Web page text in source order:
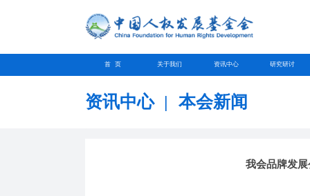
首 页 关于我们 资讯中心 研究研讨
资讯中心 | 本会新闻
我会品牌发